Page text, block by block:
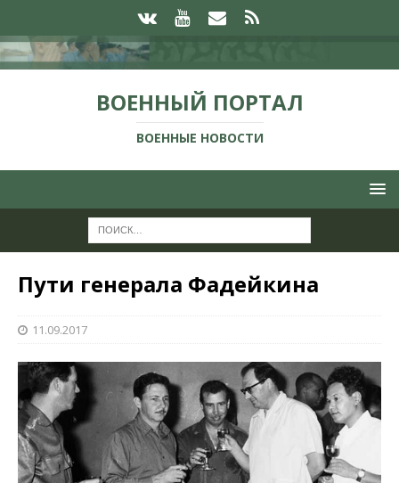
ВОЕННЫЙ ПОРТАЛ
ВОЕННЫЕ НОВОСТИ
Пути генерала Фадейкина
11.09.2017